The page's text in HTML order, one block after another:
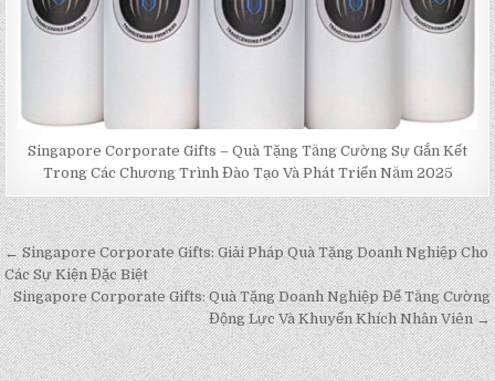
Singapore Corporate Gifts – Quà Tặng Tăng Cường Sự Gắn Kết
Trong Các Chương Trình Đào Tạo Và Phát Triển Năm 2025
Post
navigation
← Singapore Corporate Gifts: Giải Pháp Quà Tặng Doanh Nghiệp Cho
Các Sự Kiện Đặc Biệt
Singapore Corporate Gifts: Quà Tặng Doanh Nghiệp Để Tăng Cường
Động Lực Và Khuyến Khích Nhân Viên →